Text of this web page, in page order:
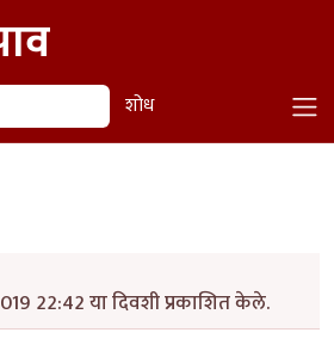
शोध
22:42 या दिवशी प्रकाशित केले.